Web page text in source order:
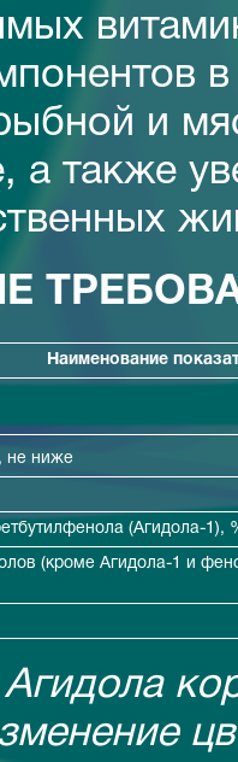
и
а также
Наименование
не ниже
(Агидола-1),
(кроме Агидола-1 и